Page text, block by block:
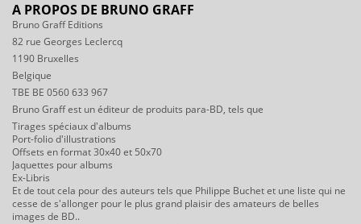
A PROPOS DE BRUNO GRAFF
Bruno Graff Editions
82 rue Georges Leclercq
1190 Bruxelles
Belgique
TBE BE 0560 633 967
Bruno Graff est un éditeur de produits para-BD, tels que
Tirages spéciaux d'albums
Port-folio d'illustrations
Offsets en format 30x40 et 50x70
Jaquettes pour albums
Ex-Libris
Et de tout cela pour des auteurs tels que Philippe Buchet et une liste qui ne
cesse de s'allonger pour le plus grand plaisir des amateurs de belles
images de BD..